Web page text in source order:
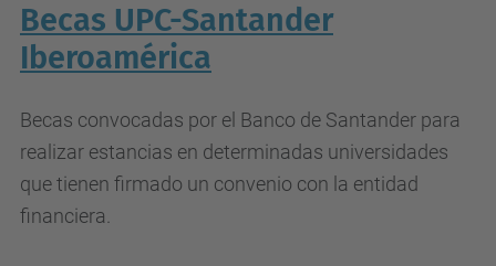
Becas UPC-Santander
Iberoamérica
Becas convocadas por el Banco de Santander para
realizar estancias en determinadas universidades
que tienen firmado un convenio con la entidad
financiera.